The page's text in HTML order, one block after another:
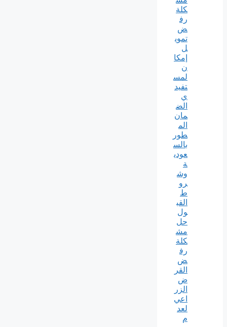
كلة
رف
ض
تموي
ل
إمكا
ن
لمس
تفيد
ي
الض
مان
الم
طور
بالس
عودي
ة
وش
رو
ط
القب
ول
حل
مش
كلة
رف
ض
القر
ض
الزر
اعي
لعد
م